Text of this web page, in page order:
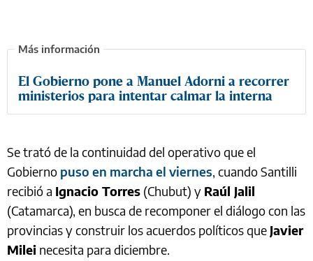
El Gobierno pone a Manuel Adorni a recorrer
ministerios para intentar calmar la interna
Se trató de la continuidad del operativo que el
Gobierno puso en marcha el viernes, cuando Santilli
recibió a Ignacio Torres (Chubut) y Raúl Jalil
(Catamarca), en busca de recomponer el diálogo con las
provincias y construir los acuerdos políticos que Javier
Milei necesita para diciembre.